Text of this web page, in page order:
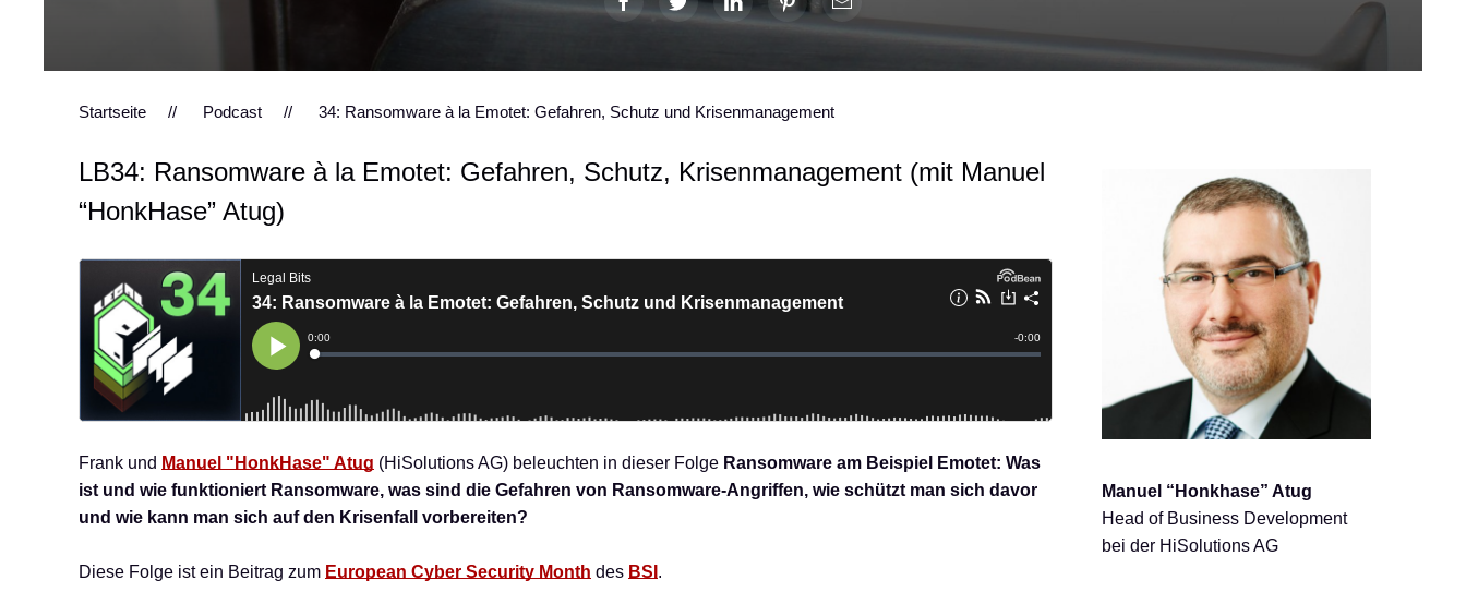
Startseite Podcast 34: Ransomware à la Emotet: Gefahren, Schutz und Krisenmanagement
LB34: Ransomware à la Emotet: Gefahren, Schutz, Krisenmanagement (mit Manuel
“HonkHase” Atug)
Frank und Manuel "HonkHase" Atug (HiSolutions AG) beleuchten in dieser Folge Ransomware am Beispiel Emotet: Was
ist und wie funktioniert Ransomware, was sind die Gefahren von Ransomware-Angriffen, wie schützt man sich davor
und wie kann man sich auf den Krisenfall vorbereiten?
Diese Folge ist ein Beitrag zum European Cyber Security Month des BSI .
Manuel “Honkhase” Atug
Head of Business Development
bei der HiSolutions AG